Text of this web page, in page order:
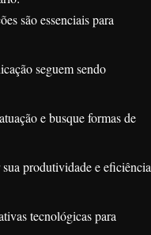
são essenciais para
seguem sendo
e busque formas de
produtividade e eficiência
tecnológicas para